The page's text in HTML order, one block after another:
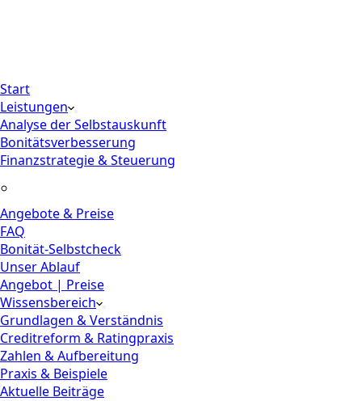
Start
Leistungen
Analyse der Selbstauskunft
Bonitätsverbesserung
Finanzstrategie & Steuerung
Angebote & Preise
FAQ
Bonität-Selbstcheck
Unser Ablauf
Angebot | Preise
Wissensbereich
Grundlagen & Verständnis
Creditreform & Ratingpraxis
Zahlen & Aufbereitung
Praxis & Beispiele
Aktuelle Beiträge